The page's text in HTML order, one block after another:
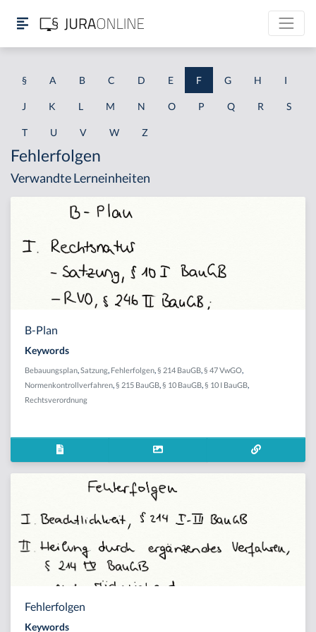
§ A B C D E F G H I
J K L M N O P Q R S
T U V W Z
Fehlerfolgen
Verwandte Lerneinheiten
B-Plan
Keywords
Bebauungsplan Satzung Fehlerfolgen § 214 BauGB § 47 VwGO
Normenkontrollverfahren § 215 BauGB § 10 BauGB § 10 I BauGB
Rechtsverordnung
Fehlerfolgen
Keywords